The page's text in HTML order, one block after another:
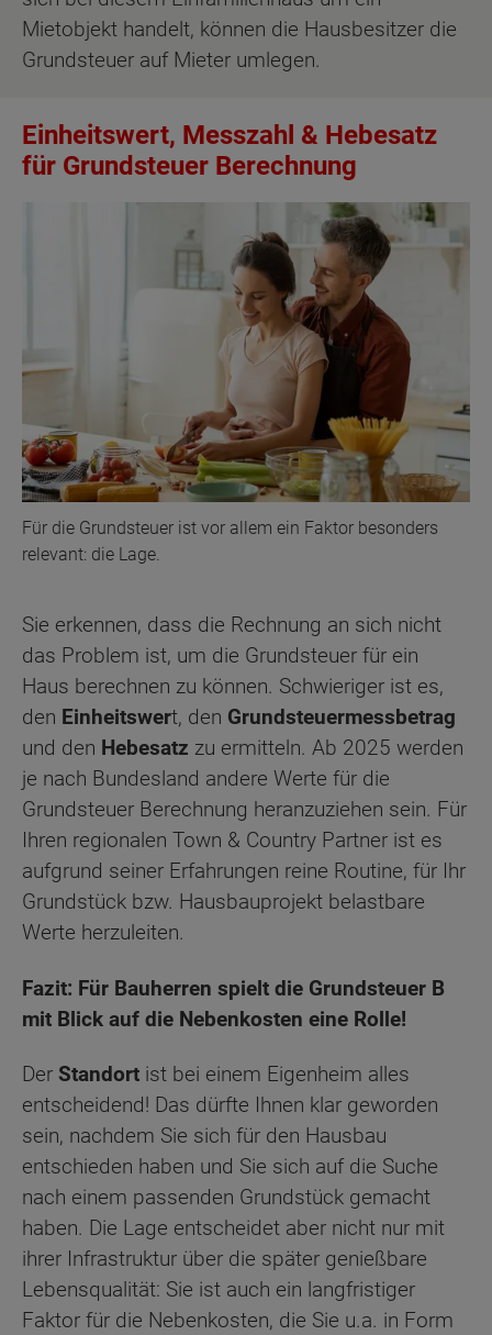
Mietobjekt handelt, können die Hausbesitzer die
Grundsteuer auf Mieter umlegen.
Einheitswert, Messzahl & Hebesatz
für Grundsteuer Berechnung
Für die Grundsteuer ist vor allem ein Faktor besonders
relevant: die Lage.
Sie erkennen, dass die Rechnung an sich nicht
das Problem ist, um die Grundsteuer für ein
Haus berechnen zu können. Schwieriger ist es,
den Einheitswert, den Grundsteuermessbetrag
und den Hebesatz zu ermitteln. Ab 2025 werden
je nach Bundesland andere Werte für die
Grundsteuer Berechnung heranzuziehen sein. Für
Ihren regionalen Town & Country Partner ist es
aufgrund seiner Erfahrungen reine Routine, für Ihr
Grundstück bzw. Hausbauprojekt belastbare
Werte herzuleiten.
Fazit: Für Bauherren spielt die Grundsteuer B
mit Blick auf die Nebenkosten eine Rolle!
Der Standort ist bei einem Eigenheim alles
entscheidend! Das dürfte Ihnen klar geworden
sein, nachdem Sie sich für den Hausbau
entschieden haben und Sie sich auf die Suche
nach einem passenden Grundstück gemacht
haben. Die Lage entscheidet aber nicht nur mit
ihrer Infrastruktur über die später genießbare
Lebensqualität: Sie ist auch ein langfristiger
Faktor für die Nebenkosten, die Sie u.a. in Form